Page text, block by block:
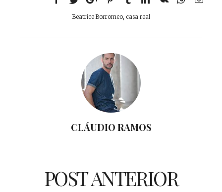
Beatrice Borromeo, casa real
CLÁUDIO RAMOS
POST ANTERIOR